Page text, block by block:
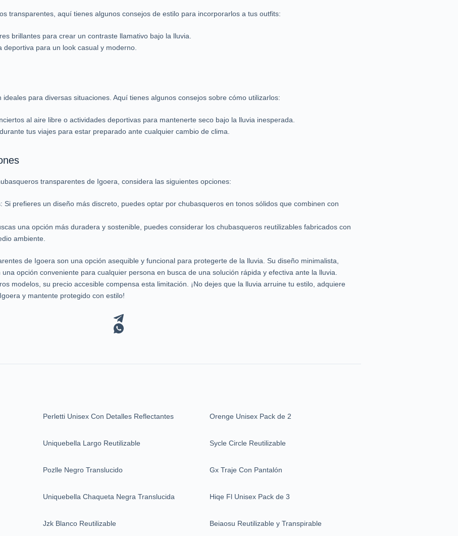
transparentes, aquí tienes algunos consejos de estilo para incorporarlos a tus outfits:
brillantes para crear un contraste llamativo bajo la lluvia.
para un look casual y moderno.
para diversas situaciones. Aquí tienes algunos consejos sobre cómo utilizarlos:
al aire libre o actividades deportivas para mantenerte seco bajo la lluvia inesperada.
tus viajes para estar preparado ante cualquier cambio de clima.
transparentes de Igoera, considera las siguientes opciones:
Si prefieres un diseño más discreto, puedes optar por chubasqueros en tonos sólidos que combinen con
una opción más duradera y sostenible, puedes considerar los chubasqueros reutilizables fabricados con
ambiente.
de Igoera son una opción asequible y funcional para protegerte de la lluvia. Su diseño minimalista,
opción conveniente para cualquier persona en busca de una solución rápida y efectiva ante la lluvia.
modelos, su precio accesible compensa esta limitación. ¡No dejes que la lluvia arruine tu estilo, adquiere
y mantente protegido con estilo!
Perletti Unisex Con Detalles Reflectantes Orenge Unisex Pack de 2
Uniquebella Largo Reutilizable Sycle Circle Reutilizable
Pozlle Negro Translucido Gx Traje Con Pantalón
Uniquebella Chaqueta Negra Translucida Hiqe Fl Unisex Pack de 3
Jzk Blanco Reutilizable Beiaosu Reutilizable y Transpirable